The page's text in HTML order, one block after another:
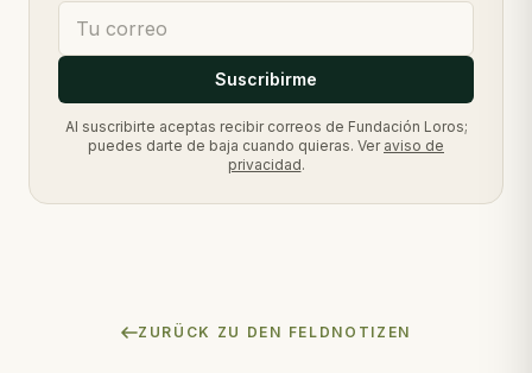
Suscribirme
Al suscribirte aceptas recibir correos de Fundación Loros;
puedes darte de baja cuando quieras. Ver aviso de
privacidad.
ZURÜCK ZU DEN FELDNOTIZEN